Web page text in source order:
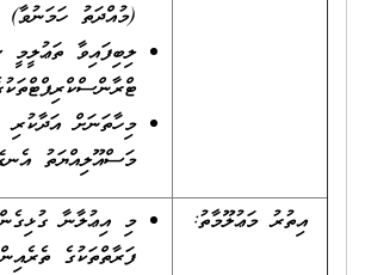
(މުއްދަތު
ލިބިފައިވާ ތަޢުލީމީ
މިހާތަނަށް އަދާކުރި
މަސްއޫލިއްޔަތު
އިތުރު މަޢުލޫމާތު:
މި އިޢުލާނާ
ފަރާތްތަކުގެ